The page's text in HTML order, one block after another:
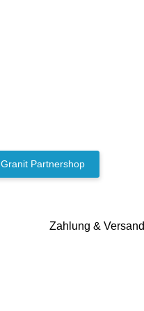
Granit Partnershop
Zahlung & Versand